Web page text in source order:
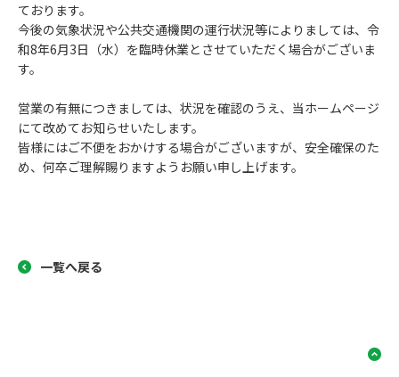
ております。
今後の気象状況や公共交通機関の運行状況等によりましては、令
和8年6月3日（水）を臨時休業とさせていただく場合がございま
す。
営業の有無につきましては、状況を確認のうえ、当ホームページ
にて改めてお知らせいたします。
皆様にはご不便をおかけする場合がございますが、安全確保のた
め、何卒ご理解賜りますようお願い申し上げます。
一覧へ戻る